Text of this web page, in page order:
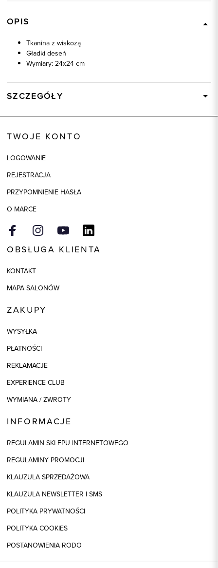
OPIS
Tkanina z wiskozą
Gładki deseń
Wymiary: 24x24 cm
SZCZEGÓŁY
Skład tkaniny
TWOJE KONTO
LOGOWANIE
REJESTRACJA
PRZYPOMNIENIE HASŁA
O MARCE
OBSŁUGA KLIENTA
KONTAKT
MAPA SALONÓW
ZAKUPY
WYSYŁKA
PŁATNOŚCI
REKLAMACJE
EXPERIENCE CLUB
WYMIANA / ZWROTY
INFORMACJE
REGULAMIN SKLEPU INTERNETOWEGO
REGULAMINY PROMOCJI
KLAUZULA SPRZEDAŻOWA
KLAUZULA NEWSLETTER I SMS
POLITYKA PRYWATNOŚCI
POLITYKA COOKIES
POSTANOWIENIA RODO